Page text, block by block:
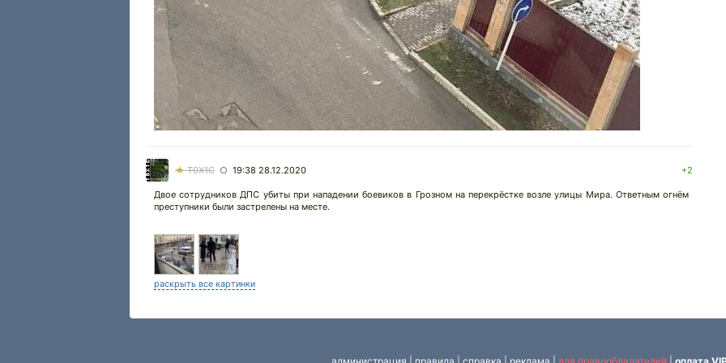
★T0X1C ○ 19:38 28.12.2020 +2
Двое сотрудников ДПС убиты при нападении боевиков в Грозном на перекрёстке возле улицы Мира. Ответным огнём
преступники были застрелены на месте.
раскрыть все картинки